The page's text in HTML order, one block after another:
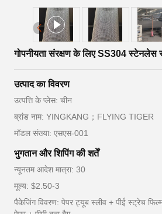
गोपनीयता संरक्षण के लिए SS304 स्टेनलेस
उत्पाद का विवरण
उत्पत्ति के प्लेस: चीन
ब्रांड नाम: YINGKANG；FLYING TIGER
मॉडल संख्या: एसएस-001
भुगतान और शिपिंग की शर्तें
न्यूनतम आदेश मात्रा: 30
मूल्य: $2.50-3
पैकेजिंग विवरण: पेपर ट्यूब स्लीव + पीई स्ट्रेच